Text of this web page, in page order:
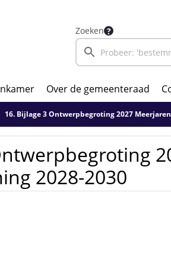
Zoeken
Over de gemeenteraad
16. Bijlage 3 Ontwerpbegroting 2027
2028-2030